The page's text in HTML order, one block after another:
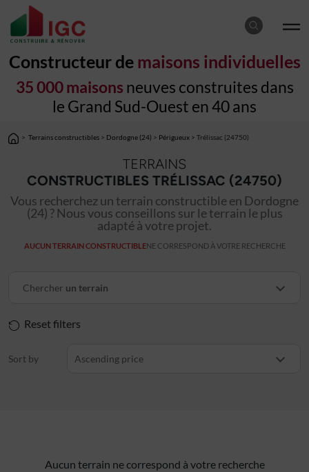
Constructeur de maisons individuelles
35 000 maisons neuves construites dans
le Grand Sud-Ouest en 40 ans
> Terrains constructibles > Dordogne (24) > Périgueux > Trélissac (24750)
TERRAINS
CONSTRUCTIBLES TRÉLISSAC (24750)
Vous recherchez un terrain constructible en Dordogne
(24) ? Nous vous conseillons sur le terrain le plus
adapté à votre projet.
AUCUN TERRAIN CONSTRUCTIBLENE CORRESPOND À VOTRE RECHERCHE
Chercher un terrain
Reset filters
Sort by Ascending price
Aucun terrain ne correspond à votre recherche